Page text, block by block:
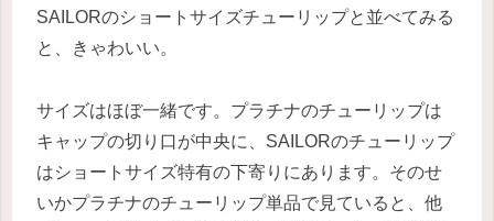
SAILORのショートサイズチューリップと並べてみる
と、きゃわいい。
サイズはほぼ一緒です。プラチナのチューリップは
キャップの切り口が中央に、SAILORのチューリップ
はショートサイズ特有の下寄りにあります。そのせ
いかプラチナのチューリップ単品で見ていると、他